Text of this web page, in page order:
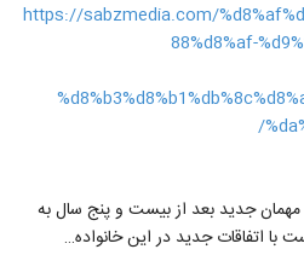
https://sabzmedia.com/
88%d8%af-
مهمان جدید بعد از بیست و پنج سال به
با اتفاقات جدید در این خانواده…